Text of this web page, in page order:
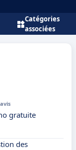
Catégories
associées
gratuite
des